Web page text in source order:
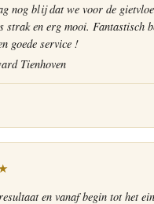
nog blij dat we voor de
strak en erg mooi. Fantastisch
goede service !
Tienhoven
en vanaf begin tot het